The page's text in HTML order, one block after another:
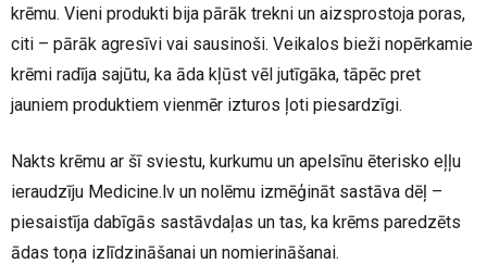
krēmu. Vieni produkti bija pārāk trekni un aizsprostoja poras,
citi – pārāk agresīvi vai sausinoši. Veikalos bieži nopērkamie
krēmi radīja sajūtu, ka āda kļūst vēl jutīgāka, tāpēc pret
jauniem produktiem vienmēr izturos ļoti piesardzīgi.
Nakts krēmu ar šī sviestu, kurkumu un apelsīnu ēterisko eļļu
ieraudzīju Medicine.lv un nolēmu izmēģināt sastāva dēļ –
piesaistīja dabīgās sastāvdaļas un tas, ka krēms paredzēts
ādas toņa izlīdzināšanai un nomierināšanai.